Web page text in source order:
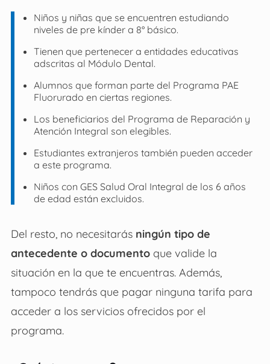
Niños y niñas que se encuentren estudiando
niveles de pre kínder a 8° básico.
Tienen que pertenecer a entidades educativas
adscritas al Módulo Dental.
Alumnos que forman parte del Programa PAE
Fluorurado en ciertas regiones.
Los beneficiarios del Programa de Reparación y
Atención Integral son elegibles.
Estudiantes extranjeros también pueden acceder
a este programa.
Niños con GES Salud Oral Integral de los 6 años
de edad están excluidos.
Del resto, no necesitarás ningún tipo de
antecedente o documentoque valide la
situación en la que te encuentras. Además,
tampoco tendrás que pagar ninguna tarifa para
acceder a los servicios ofrecidos por el
programa.